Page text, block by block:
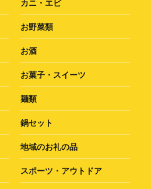
カニ・エビ
お野菜類
お酒
お菓子・スイーツ
麺類
鍋セット
地域のお礼の品
スポーツ・アウトドア